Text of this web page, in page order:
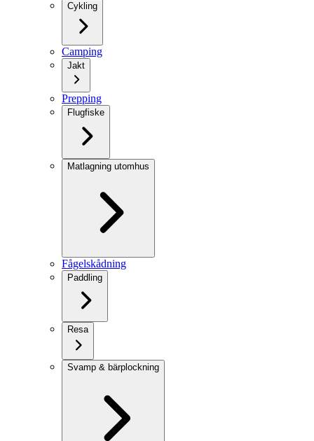
Cykling
Camping
Jakt
Prepping
Flugfiske
Matlagning utomhus
Fågelskådning
Paddling
Resa
Svamp & bärplockning